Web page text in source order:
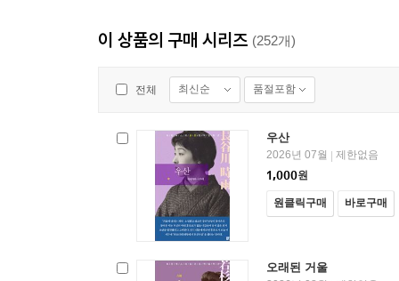
이 상품의 구매 시리즈 (252개)
전체 최신순 품절포함
우산
2026년 07월 | 제한없음
1,000원
원클릭구매 바로구매
오래된 거울